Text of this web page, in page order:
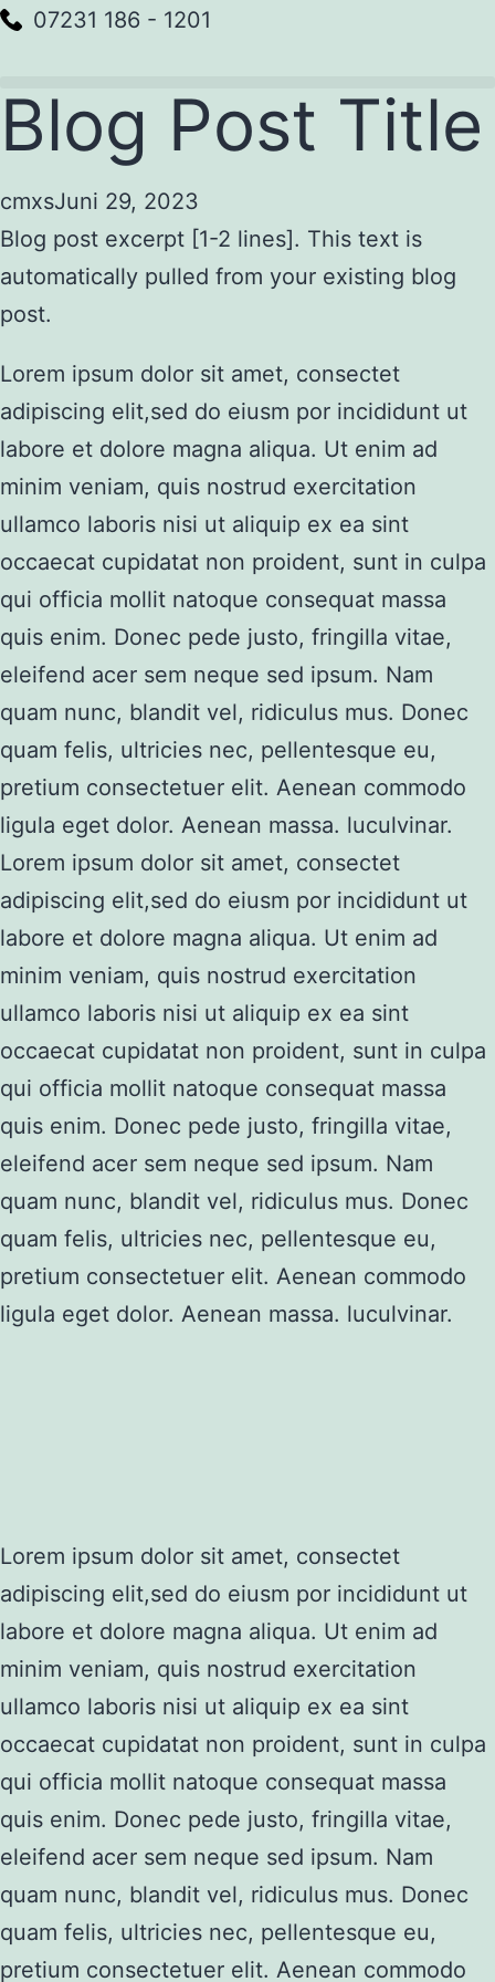
07231 186 - 1201
Blog Post Title
cmxsJuni 29, 2023
Blog post excerpt [1-2 lines]. This text is
automatically pulled from your existing blog
post.
Lorem ipsum dolor sit amet, consectet
adipiscing elit,sed do eiusm por incididunt ut
labore et dolore magna aliqua. Ut enim ad
minim veniam, quis nostrud exercitation
ullamco laboris nisi ut aliquip ex ea sint
occaecat cupidatat non proident, sunt in culpa
qui officia mollit natoque consequat massa
quis enim. Donec pede justo, fringilla vitae,
eleifend acer sem neque sed ipsum. Nam
quam nunc, blandit vel, ridiculus mus. Donec
quam felis, ultricies nec, pellentesque eu,
pretium consectetuer elit. Aenean commodo
ligula eget dolor. Aenean massa. luculvinar.
Lorem ipsum dolor sit amet, consectet
adipiscing elit,sed do eiusm por incididunt ut
labore et dolore magna aliqua. Ut enim ad
minim veniam, quis nostrud exercitation
ullamco laboris nisi ut aliquip ex ea sint
occaecat cupidatat non proident, sunt in culpa
qui officia mollit natoque consequat massa
quis enim. Donec pede justo, fringilla vitae,
eleifend acer sem neque sed ipsum. Nam
quam nunc, blandit vel, ridiculus mus. Donec
quam felis, ultricies nec, pellentesque eu,
pretium consectetuer elit. Aenean commodo
ligula eget dolor. Aenean massa. luculvinar.
Lorem ipsum dolor sit amet, consectet
adipiscing elit,sed do eiusm por incididunt ut
labore et dolore magna aliqua. Ut enim ad
minim veniam, quis nostrud exercitation
ullamco laboris nisi ut aliquip ex ea sint
occaecat cupidatat non proident, sunt in culpa
qui officia mollit natoque consequat massa
quis enim. Donec pede justo, fringilla vitae,
eleifend acer sem neque sed ipsum. Nam
quam nunc, blandit vel, ridiculus mus. Donec
quam felis, ultricies nec, pellentesque eu,
pretium consectetuer elit. Aenean commodo